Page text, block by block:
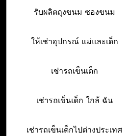
รับผลิตถุงขนม ซองขนม
ให้เช่าอุปกรณ์ แม่และเด็ก
เช่ารถเข็นเด็ก
เช่ารถเข็นเด็ก ใกล้ ฉัน
เช่ารถเข็นเด็กไปต่างประเทศ